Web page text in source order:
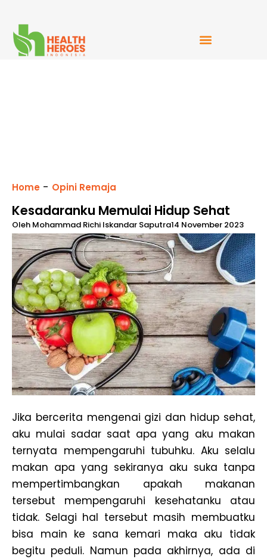
Home - Opini Remaja
Kesadaranku Memulai Hidup Sehat
Oleh Mohammad Richi Iskandar Saputra14 November 2023
Jika bercerita mengenai gizi dan hidup sehat,
aku mulai sadar saat apa yang aku makan
ternyata mempengaruhi tubuhku. Aku selalu
makan apa yang sekiranya aku suka tanpa
mempertimbangkan apakah makanan
tersebut mempengaruhi kesehatanku atau
tidak. Selagi hal tersebut masih membuatku
bisa main ke sana kemari maka aku tidak
begitu peduli. Namun pada akhirnya, ada di